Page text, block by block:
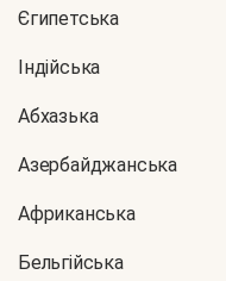
Єгипетська
Індійська
Абхазька
Азербайджанська
Африканська
Бельгійська